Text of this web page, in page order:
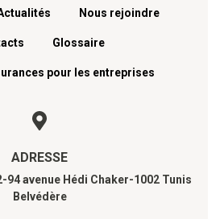
Nous rejoindre
Glossaire
pour les entreprises
ADRESSE
94 avenue Hédi Chaker-1002 Tunis
Belvédère